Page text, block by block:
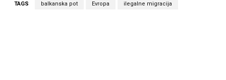
TAGS balkanska pot Evropa ilegalne migracija